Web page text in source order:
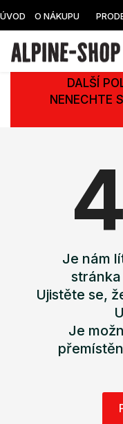
ÚVOD O NÁKUPU
DALŠÍ
NENECHTE
Je nám
Ujistěte se,
Je